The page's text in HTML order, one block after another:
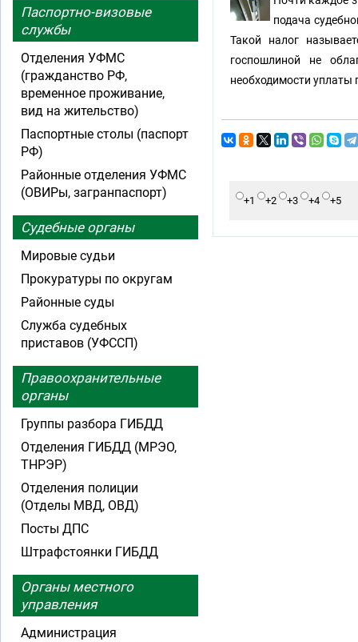
подача
Такой налог
госпошлиной не
необходимости
+1 +2 +3 +4 +5
Паспортно-визовые
службы
Отделения УФМС
(гражданство РФ,
временное проживание,
вид на жительство)
Паспортные столы (паспорт
РФ)
Районные отделения УФМС
(ОВИРы, загранпаспорт)
Судебные органы
Мировые судьи
Прокуратуры по округам
Районные суды
Служба судебных
приставов (УФССП)
Правоохранительные
органы
Группы разбора ГИБДД
Отделения ГИБДД (МРЭО,
ТНРЭР)
Отделения полиции
(Отделы МВД, ОВД)
Посты ДПС
Штрафстоянки ГИБДД
Органы местного
управления
Администрация